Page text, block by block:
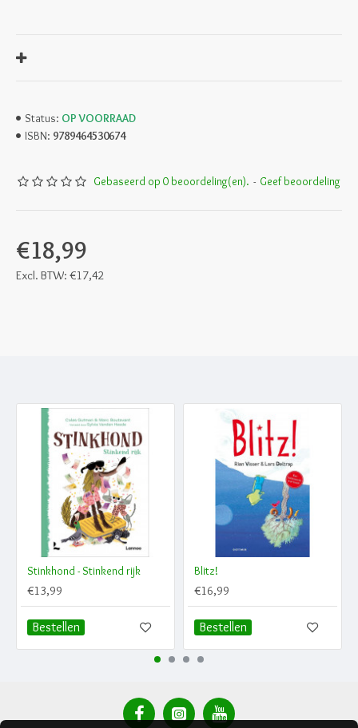
Status: OP VOORRAAD
ISBN: 9789464530674
Gebaseerd op 0 beoordeling(en). - Geef beoordeling
€18,99
Excl. BTW: €17,42
Stinkhond - Stinkend rijk
€13,99
Bestellen
Blitz!
€16,99
Bestellen